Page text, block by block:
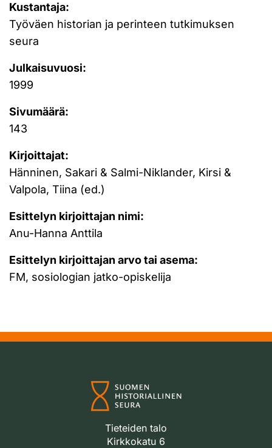
Kustantaja:
Työväen historian ja perinteen tutkimuksen
seura
Julkaisuvuosi:
1999
Sivumäärä:
143
Kirjoittajat:
Hänninen, Sakari & Salmi-Niklander, Kirsi &
Valpola, Tiina (ed.)
Esittelyn kirjoittajan nimi:
Anu-Hanna Anttila
Esittelyn kirjoittajan arvo tai asema:
FM, sosiologian jatko-opiskelija
Tieteiden talo
Kirkkokatu 6